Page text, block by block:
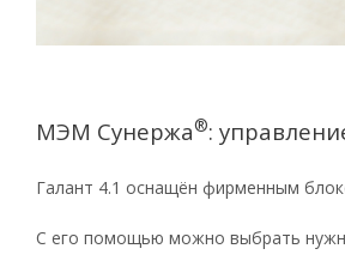
МЭМ Сунержа®:
Галант 4.1 оснащён фирменным
С его помощью можно выбрать